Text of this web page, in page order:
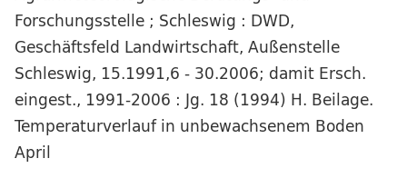
Forschungsstelle ; Schleswig : DWD,
Geschäftsfeld Landwirtschaft, Außenstelle
Schleswig, 15.1991,6 - 30.2006; damit Ersch.
eingest., 1991-2006 : Jg. 18 (1994) H. Beilage.
Temperaturverlauf in unbewachsenem Boden
April